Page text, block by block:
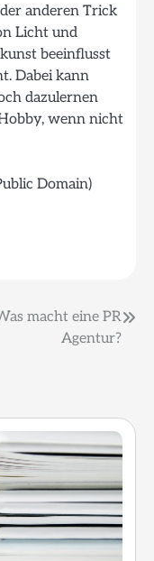
anderen Trick
Licht und
beeinflusst
Dabei kann
dazulernen
wenn nicht
Domain)
macht eine PR
Agentur?